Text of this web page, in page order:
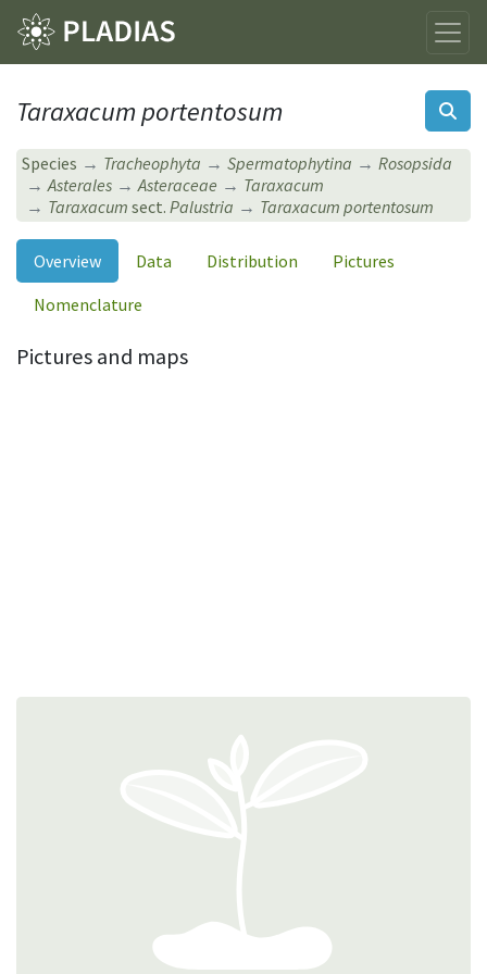
Taraxacum portentosum
Species Tracheophyta Spermatophytina
Rosopsida
Asterales
Asteraceae
Taraxacum
Taraxacumsect. Palustria Taraxacum portentosum
Overview Data Distribution
Pictures
Nomenclature
Pictures and maps